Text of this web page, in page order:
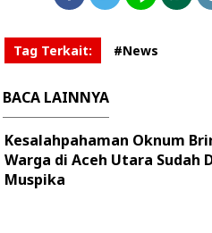
Tag Terkait: #News
BACA LAINNYA
Kesalahpahaman Oknum
Warga di Aceh Utara Sudah
Muspika